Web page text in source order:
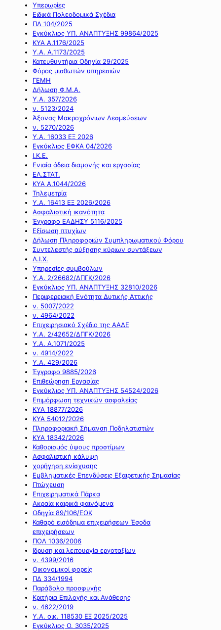
Υπερωρίες
Ειδικά Πολεοδομικά Σχέδια
ΠΔ 104/2025
Εγκύκλιος ΥΠ. ΑΝΑΠΤΥΞΗΣ 99864/2025
ΚΥΑ Α.1176/2025
Υ.Α. Α.1173/2025
Κατευθυντήρια Οδηγία 29/2025
Φόρος μισθωτών υπηρεσιών
ΓΕΜΗ
Δήλωση Φ.Μ.Α.
Υ.Α. 357/2026
ν. 5123/2024
Άξονας Μακροχρόνιων Δεσμεύσεων
ν. 5270/2026
Υ.Α. 16033 ΕΞ 2026
Εγκύκλιος ΕΦΚΑ 04/2026
Ι.Κ.Ε.
Ενιαία άδεια διαμονής και εργασίας
ΕΛ.ΣΤΑΤ.
ΚΥΑ Α.1044/2026
Τηλεμετρία
Υ.Α. 16413 ΕΞ 2026/2026
Ασφαλιστική ικανότητα
Έγγραφο ΕΑΔΗΣΥ 5116/2025
Εξίσωση πτυχίων
Δήλωση Πληροφοριών Συμπληρωματικού Φόρου
Συντελεστής αύξησης κύριων συντάξεων
Λ.Ι.Χ.
Υπηρεσίες συμβούλων
Υ.Α. 2/26682/ΔΠΓΚ/2026
Εγκύκλιος ΥΠ. ΑΝΑΠΤΥΞΗΣ 32810/2026
Περιφερειακή Ενότητα Δυτικής Αττικής
ν. 5007/2022
ν. 4964/2022
Επιχειρησιακό Σχέδιο της ΑΑΔΕ
Υ.Α. 2/42652/ΔΠΓΚ/2026
Υ.Α. Α.1071/2025
ν. 4914/2022
Υ.Α. 429/2026
Έγγραφο 9885/2026
Επιθεώρηση Εργασίας
Εγκύκλιος ΥΠ. ΑΝΑΠΤΥΞΗΣ 54524/2026
Επιμόρφωση τεχνικών ασφαλείας
ΚΥΑ 18877/2026
ΚΥΑ 54012/2026
Πληροφοριακή Σήμανση Ποδηλατιστών
ΚΥΑ 18342/2026
Καθορισμός ύψους προστίμων
Ασφαλιστική κάλυψη
χορήγηση ενίσχυσης
Εμβληματικές Επενδύσεις Εξαιρετικής Σημασίας
Πτώχευση
Επιχειρηματικά Πάρκα
Ακραία καιρικά φαινόμενα
Οδηγία 89/106/ΕΟΚ
Καθαρό εισόδημα επιχειρήσεων Έσοδα
επιχειρήσεων
ΠΟΛ 1036/2006
Ιδρυση και λειτουργία εργοταξίων
ν. 4399/2016
Οικονομικοί φορείς
ΠΔ 334/1994
Παράβολο προσφυγής
Κριτήρια Επιλογής και Ανάθεσης
ν. 4622/2019
Υ.Α. οικ. 118530 ΕΞ 2025/2025
Εγκύκλιος Ο. 3035/2025